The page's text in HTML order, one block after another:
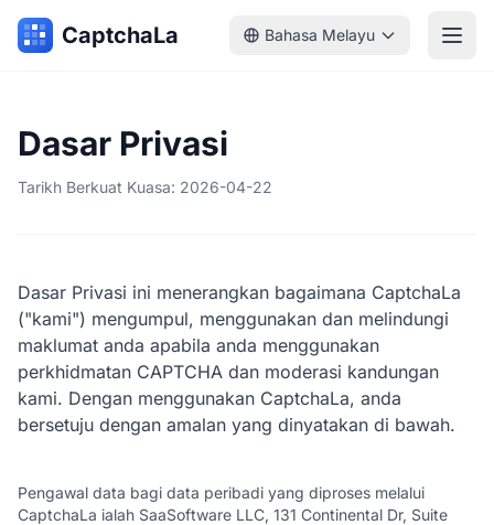
CaptchaLa Bahasa Melayu
Dasar Privasi
Tarikh Berkuat Kuasa: 2026-04-22
Dasar Privasi ini menerangkan bagaimana CaptchaLa
("kami") mengumpul, menggunakan dan melindungi
maklumat anda apabila anda menggunakan
perkhidmatan CAPTCHA dan moderasi kandungan
kami. Dengan menggunakan CaptchaLa, anda
bersetuju dengan amalan yang dinyatakan di bawah.
Pengawal data bagi data peribadi yang diproses melalui
CaptchaLa ialah SaaSoftware LLC, 131 Continental Dr, Suite